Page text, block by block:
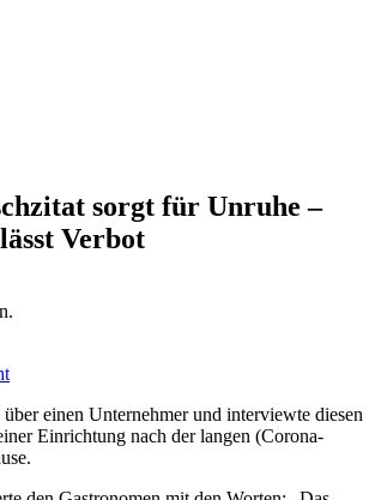
sorgt für Unruhe –
Verbot
einen Unternehmer und interviewte diesen
Einrichtung nach der langen (Corona-